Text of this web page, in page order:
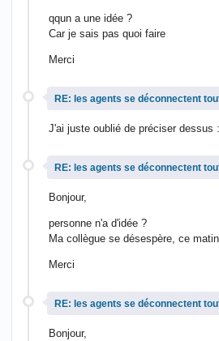
qqun a une idée ?
Car je sais pas quoi faire
Merci
RE: les agents se déconnectent
J'ai juste oublié de préciser dessus
RE: les agents se déconnectent
Bonjour,
personne n'a d'idée ?
Ma collègue se désespère, ce
Merci
RE: les agents se déconnectent
Bonjour,